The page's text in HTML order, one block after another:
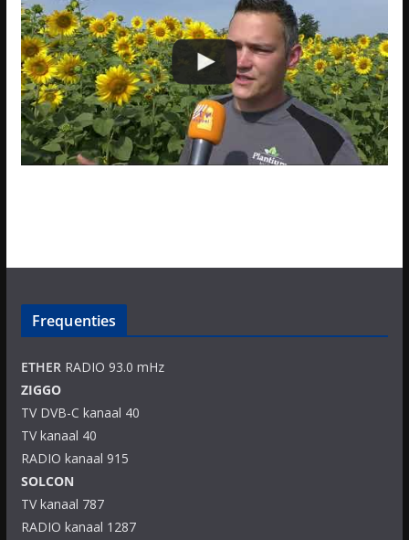
Frequenties
ETHERRADIO 93.0 mHz
ZIGGO
TV DVB-C kanaal 40
TV kanaal 40
RADIO kanaal 915
SOLCON
TV kanaal 787
RADIO kanaal 1287